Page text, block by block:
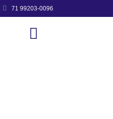
71 99203-0096